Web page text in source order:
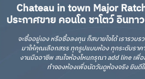
Chateau in town Major
ประกาศขาย คอนโด ชาโตว์ อินทา
จะซื้ออยู่เอง หรือซื้อลงทุน ก็สบายใจได้ เรารว
มาให้คุณเลือกสรร ทุกรูปแบบห้อง ทุกระดับรา
งานมืออาชีพ สนใจห้องไหนกรุณา add line เพื่
ทำจองห้องเพื่อนัดวันดูห้องจริง ยินดี